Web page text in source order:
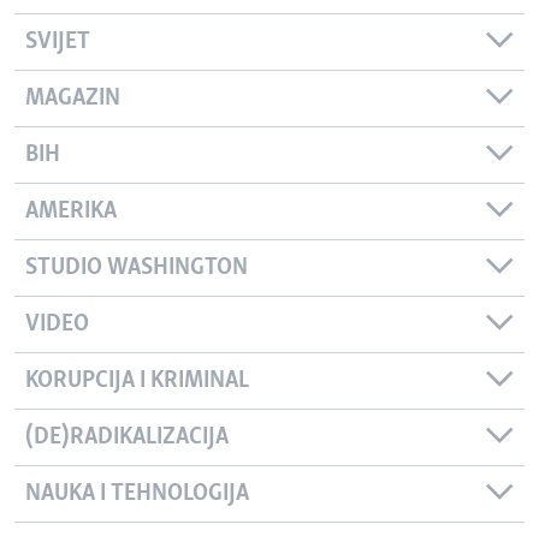
SVIJET
MAGAZIN
BIH
AMERIKA
STUDIO WASHINGTON
VIDEO
KORUPCIJA I KRIMINAL
(DE)RADIKALIZACIJA
NAUKA I TEHNOLOGIJA